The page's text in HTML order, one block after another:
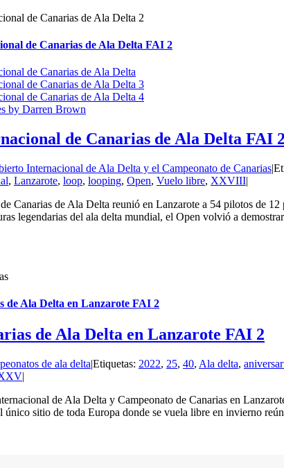
de Canarias de Ala Delta FAI 2
de Canarias de Ala Delta FAI 2
Internacional de Ala Delta y el Campeonato de Canarias|
, Lanzarote, loop, looping, Open, Vuelo libre, XXVIII|
Canarias de Ala Delta reunió en Lanzarote a 54 pilotos de
legendarias del ala delta mundial, el Open volvió a
de Ala Delta en Lanzarote FAI 2
de Ala Delta en Lanzarote FAI 2
de ala delta|Etiquetas: 2022, 25, 40, Ala delta,
|
de Ala Delta y Campeonato de Canarias en
sitio de toda Europa donde se vuela libre en invierno